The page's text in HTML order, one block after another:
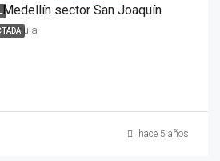
sector San Joaquín
hace 5 años